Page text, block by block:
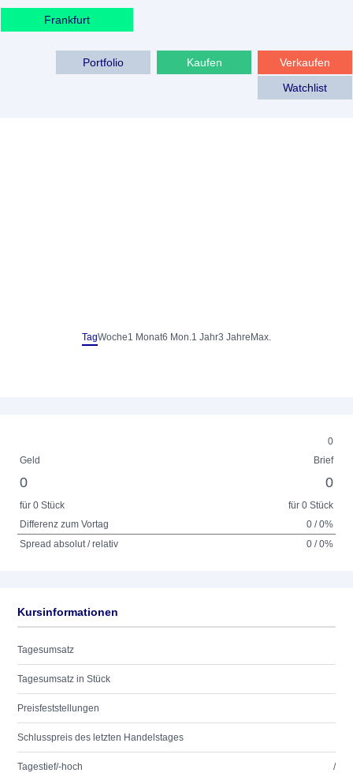
Frankfurt
Verkaufen
Kaufen
Portfolio
Watchlist
TagWoche1 Monat6 Mon.1 Jahr3 Jahre Max.
0
Geld
Brief
0 0
für 0 Stück
für 0 Stück
Differenz zum Vortag
0 / 0%
Spread absolut / relativ
0 / 0%
Kursinformationen
Tagesumsatz
Tagesumsatz in Stück
Preisfeststellungen
Schlusspreis des letzten Handelstages
Tagestief/-hoch /